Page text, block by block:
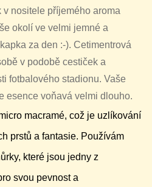
nositele příjemého aroma
okolí ve velmi jemné a
za den :-). Cetimentrová
v podobě cestiček a
fotbalového stadionu. Vaše
esence voňavá velmi dlouho.
macramé, což je uzlíkování
prstů a fantasie. Používám
které jsou jedny z
svou pevnost a